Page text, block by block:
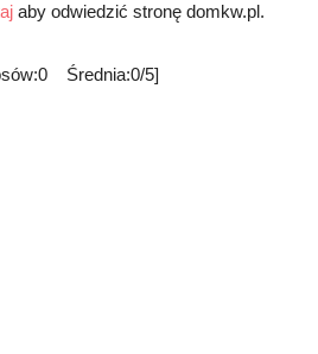
aby odwiedzić stronę domkw.pl.
Średnia:0/5]